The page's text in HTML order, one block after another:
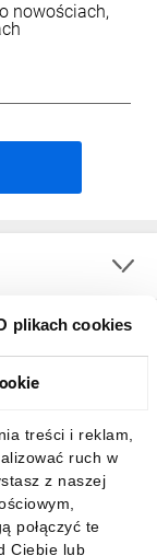
plikach cookies
treści i reklam,
ruch w
z naszej
połączyć te
Ciebie lub
nowościach,